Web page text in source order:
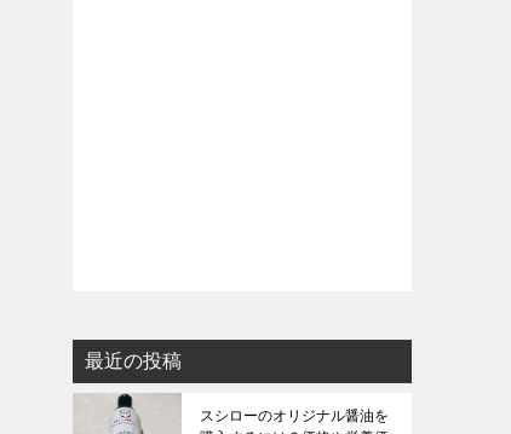
最近の投稿
スシローのオリジナル醤油を